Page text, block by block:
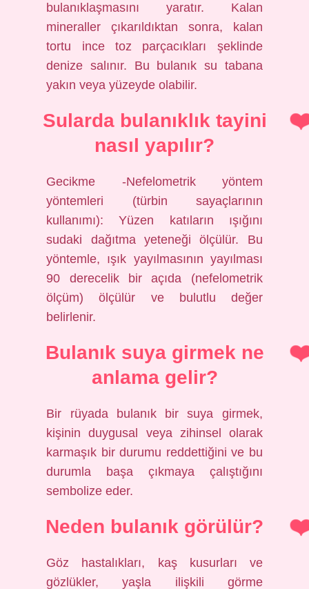
bulanıklaşmasını yaratır. Kalan
mineraller çıkarıldıktan sonra, kalan
tortu ince toz parçacıkları şeklinde
denize salınır. Bu bulanık su tabana
yakın veya yüzeyde olabilir.
Sularda bulanıklık tayini
nasıl yapılır?
Gecikme -Nefelometrik yöntem
yöntemleri (türbin sayaçlarının
kullanımı): Yüzen katıların ışığını
sudaki dağıtma yeteneği ölçülür. Bu
yöntemle, ışık yayılmasının yayılması
90 derecelik bir açıda (nefelometrik
ölçüm) ölçülür ve bulutlu değer
belirlenir.
Bulanık suya girmek ne
anlama gelir?
Bir rüyada bulanık bir suya girmek,
kişinin duygusal veya zihinsel olarak
karmaşık bir durumu reddettiğini ve bu
durumla başa çıkmaya çalıştığını
sembolize eder.
Neden bulanık görülür?
Göz hastalıkları, kaş kusurları ve
gözlükler, yaşla ilişkili görme